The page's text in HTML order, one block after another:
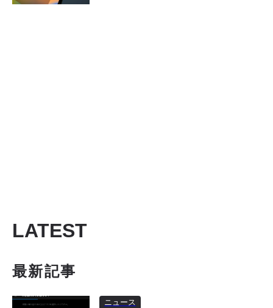
LATEST
最新記事
ニュース